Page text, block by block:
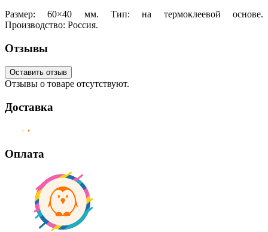
Размер: 60×40 мм. Тип: на термоклеевой основе.
Производство: Россия.
Отзывы
Оставить отзыв
Отзывы о товаре отсутствуют.
Доставка
Оплата